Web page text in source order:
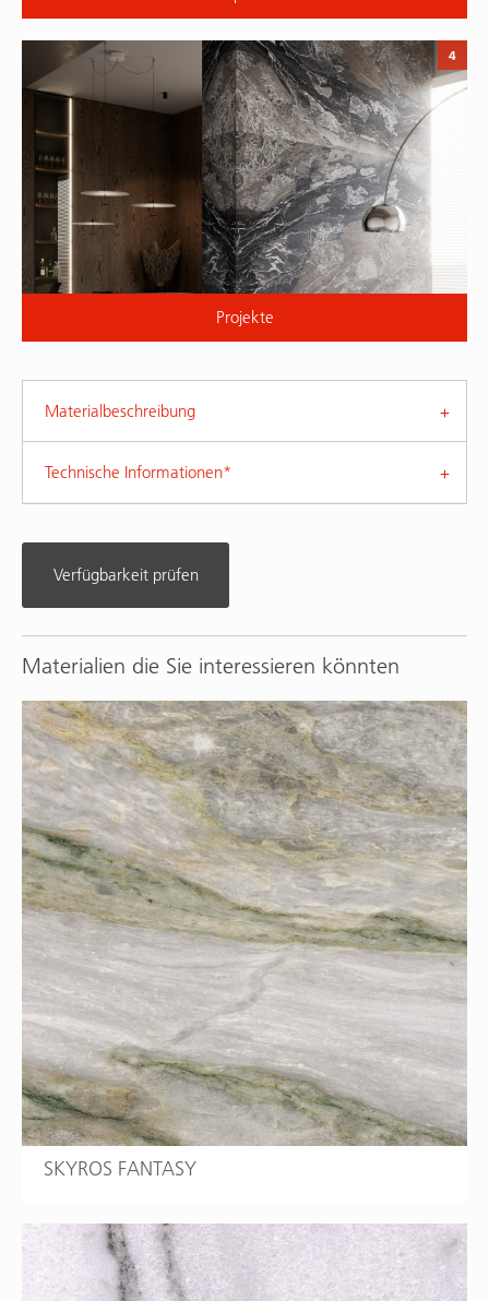
Projekte
4
Materialbeschreibung
Technische Informationen*
Verfügbarkeit prüfen
Materialien die Sie interessieren könnten
SKYROS FANTASY